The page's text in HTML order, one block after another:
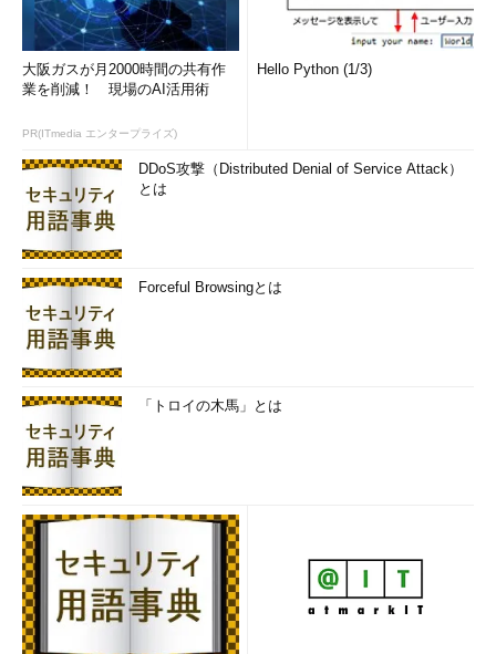
大阪ガスが月2000時間の共有作
業を削減！ 現場のAI活用術
PR(ITmedia エンタープライズ)
Hello Python (1/3)
DDoS攻撃（Distributed Denial of Service Attack）
とは
Forceful Browsingとは
「トロイの木馬」とは